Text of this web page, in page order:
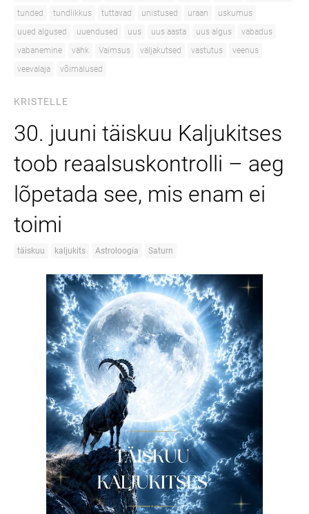
tunded
tundlikkus tuttavad unistused uraan
uskumus
uued algused
uuendused uus uus aasta uus algus
vabadus
vabanemine
vähk Vaimsus väljakutsed vastutus
veenus
veevalaja
võimalused
KRISTELLE
30. juuni täiskuu Kaljukitses
toob reaalsuskontrolli – aeg
lõpetada see, mis enam ei
toimi
täiskuu kaljukits Astroloogia Saturn